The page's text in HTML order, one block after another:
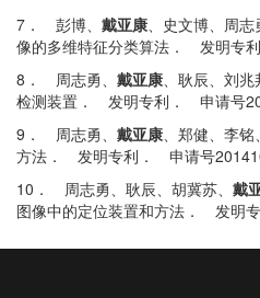
7． 彭博、 戴亚康 、史文博、周
像的多维特征分类算法 ． 发明专利
8． 周志勇、 戴亚康 、耿辰、刘兆
检测装置 ． 发明专利 ． 申请号
9． 周志勇、 戴亚康 、郑健、李
方法 ． 发明专利 ． 申请号
10． 周志勇、耿辰、胡冀苏、 戴
图像中的定位装置和方法 ． 发明